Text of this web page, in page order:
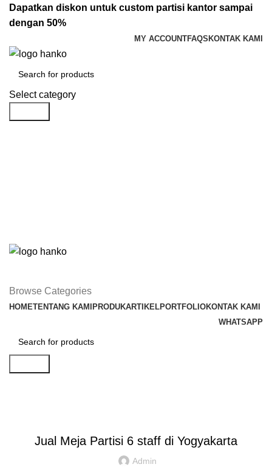
Dapatkan diskon untuk custom partisi kantor sampai
dengan 50%
MY ACCOUNTFAQS KONTAK KAMI
Select category
Browse Categories
HOMETENTANG KAMIPRODUKARTIKELPORTFOLIOKONTAK KAMI
WHATSAPP
Jual Meja Partisi 6 staff di Yogyakarta
Admin